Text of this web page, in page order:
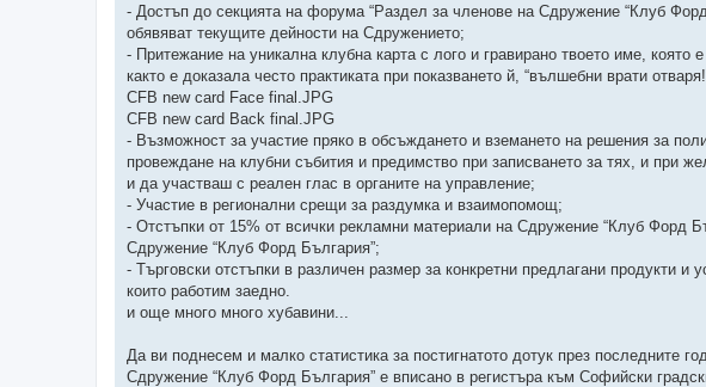
- Достъп до секцията на форума “Раздел за членове на Сдружение “Клуб
обявяват текущите дейности на Сдружението;
- Притежание на уникална клубна карта с лого и гравирано твоето име,
както е доказала често практиката при показването й, “вълшебни врати
CFB new card Face final.JPG
CFB new card Back final.JPG
- Възможност за участие пряко в обсъждането и вземането на решения за
провеждане на клубни събития и предимство при записването за тях, и при
и да участваш с реален глас в органите на управление;
- Участие в регионални срещи за раздумка и взаимопомощ;
- Отстъпки от 15% от всички рекламни материали на Сдружение “Клуб Форд
Сдружение “Клуб Форд България”;
- Търговски отстъпки в различен размер за конкретни предлагани продукти
които работим заедно.
и още много много хубавини...
Да ви поднесем и малко статистика за постигнатото дотук през последните
Сдружение “Клуб Форд България” е вписано в регистъра към Софийски